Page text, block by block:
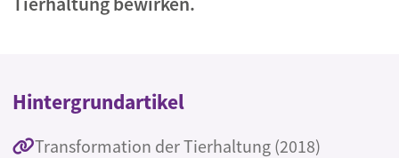
Hintergrundartikel
Transformation der Tierhaltung (2018)